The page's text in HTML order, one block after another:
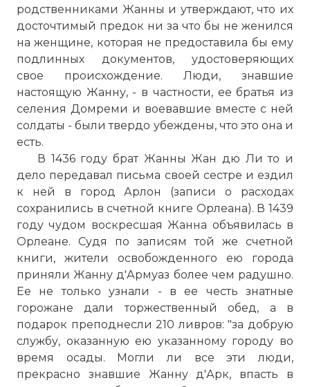
родственниками Жанны и утверждают, что их
досточтимый предок ни за что бы не женился
на женщине, которая не предоставила бы ему
подлинных документов, удостоверяющих
свое происхождение. Люди, знавшие
настоящую Жанну, - в частности, ее братья из
селения Домреми и воевавшие вместе с ней
солдаты - были твердо убеждены, что это она и
есть.
В 1436 году брат Жанны Жан дю Ли то и
дело передавал письма своей сестре и ездил
к ней в город Арлон (записи о расходах
сохранились в счетной книге Орлеана). В 1439
году чудом воскресшая Жанна объявилась в
Орлеане. Судя по записям той же счетной
книги, жители освобожденного ею города
приняли Жанну д'Армуаз более чем радушно.
Ее не только узнали - в ее честь знатные
горожане дали торжественный обед, а в
подарок преподнесли 210 ливров: "за добрую
службу, оказанную ею указанному городу во
время осады. Могли ли все эти люди,
прекрасно знавшие Жанну д'Арк, впасть в